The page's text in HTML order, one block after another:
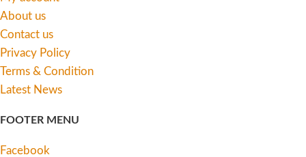
About us
Contact us
Privacy Policy
Terms & Condition
Latest News
FOOTER MENU
Facebook